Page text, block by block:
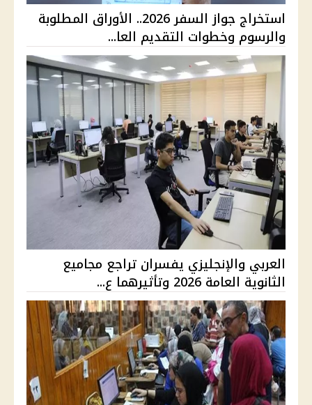
استخراج جواز السفر 2026.. الأوراق المطلوبة
والرسوم وخطوات التقديم العا...
العربي والإنجليزي يفسران تراجع مجاميع
الثانوية العامة 2026 وتأثيرهما ع...